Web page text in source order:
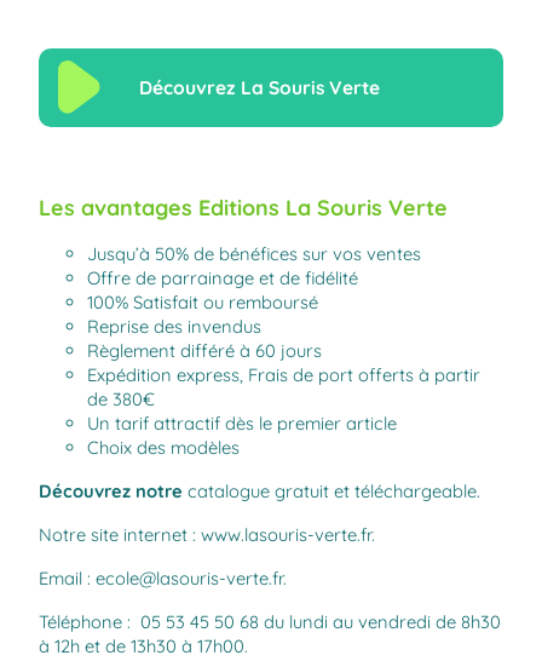
Découvrez La Souris Verte
Les avantages Editions La Souris Verte
Jusqu’à 50% de bénéfices sur vos ventes
Offre de parrainage et de fidélité
100% Satisfait ou remboursé
Reprise des invendus
Règlement différé à 60 jours
Expédition express, Frais de port offerts à partir
de 380€
Un tarif attractif dès le premier article
Choix des modèles
Découvrez notre catalogue gratuit et téléchargeable.
Notre site internet : www.lasouris-verte.fr.
Email : ecole@lasouris-verte.fr.
Téléphone : 05 53 45 50 68 du lundi au vendredi de 8h30
à 12h et de 13h30 à 17h00.